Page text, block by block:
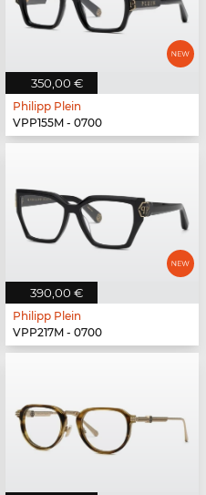
350,00 €
Philipp Plein
VPP155M - 0700
390,00 €
Philipp Plein
VPP217M - 0700